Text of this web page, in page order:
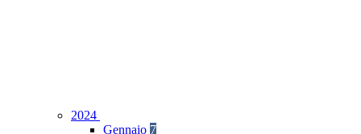
2024
Gennaio 7